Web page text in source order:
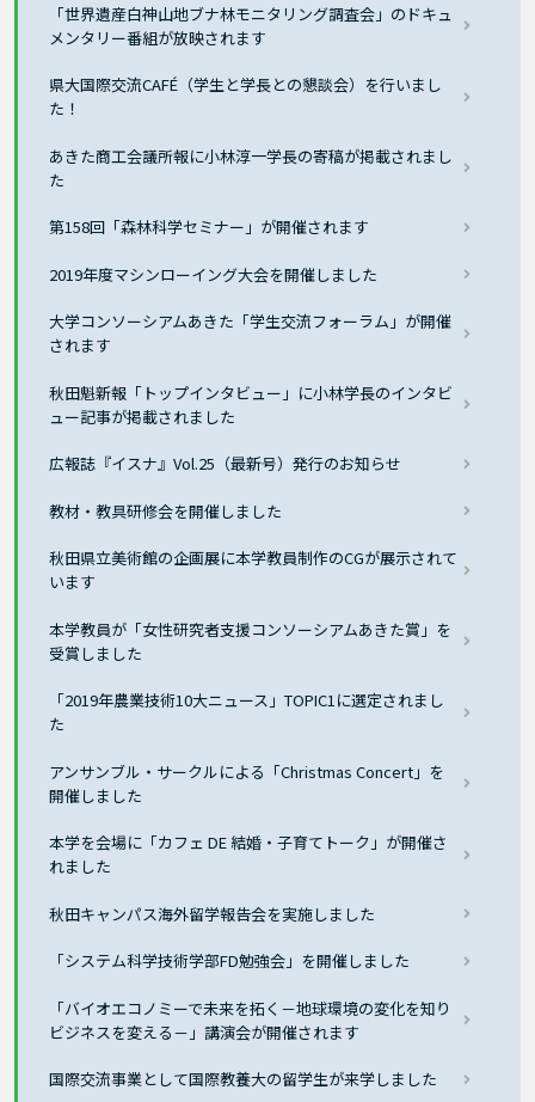
「世界遺産白神山地ブナ林モニタリング調査会」のドキュ
メンタリー番組が放映されます
県大国際交流CAFÉ（学生と学長との懇談会）を行いまし
た！
あきた商工会議所報に小林淳一学長の寄稿が掲載されまし
た
第158回「森林科学セミナー」が開催されます
2019年度マシンローイング大会を開催しました
大学コンソーシアムあきた「学生交流フォーラム」が開催
されます
秋田魁新報「トップインタビュー」に小林学長のインタビ
ュー記事が掲載されました
広報誌『イスナ』Vol.25（最新号）発行のお知らせ
教材・教具研修会を開催しました
秋田県立美術館の企画展に本学教員制作のCGが展示されて
います
本学教員が「女性研究者支援コンソーシアムあきた賞」を
受賞しました
「2019年農業技術10大ニュース」TOPIC1に選定されまし
た
アンサンブル・サークルによる「Christmas Concert」を
開催しました
本学を会場に「カフェ DE 結婚・子育てトーク」が開催さ
れました
秋田キャンパス海外留学報告会を実施しました
「システム科学技術学部FD勉強会」を開催しました
「バイオエコノミーで未来を拓く－地球環境の変化を知り
ビジネスを変える－」講演会が開催されます
国際交流事業として国際教養大の留学生が来学しました